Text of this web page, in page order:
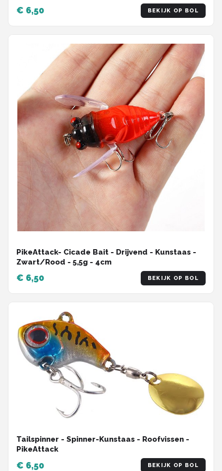
€ 6,50 BEKIJK OP BOL
PikeAttack- Cicade Bait - Drijvend - Kunstaas -
Zwart/Rood - 5,5g - 4cm
€ 6,50 BEKIJK OP BOL
Tailspinner - Spinner-Kunstaas - Roofvissen -
PikeAttack
€ 6,50 BEKIJK OP BOL